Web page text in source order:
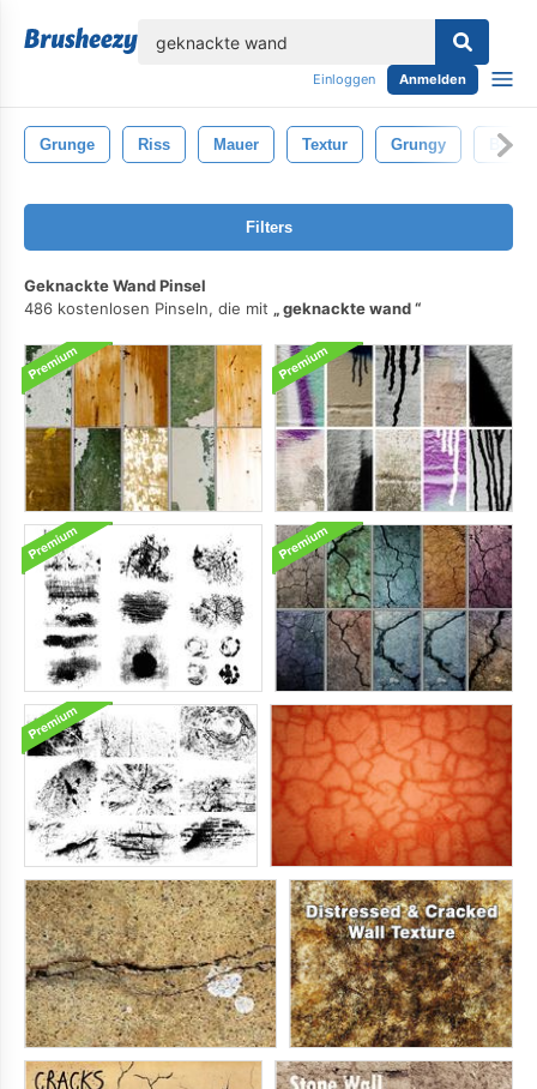
Einloggen Anmelden
Grunge Riss Mauer Textur Grungy Boden
Filters
Geknackte Wand Pinsel
486 kostenlosen Pinseln, die mit
geknackte wand